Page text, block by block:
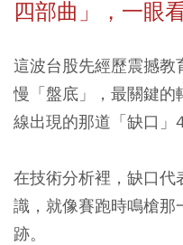
四部曲」，一眼
這波台股先經歷震撼教
慢「盤底」，最關鍵
線出現的那道「缺口」
在技術分析裡，缺口
識，就像賽跑時鳴槍那
跡。